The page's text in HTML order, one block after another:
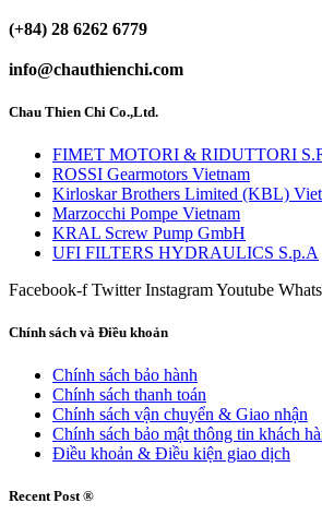
(+84) 28 6262 6779
info@chauthienchi.com
Chau Thien Chi Co.,Ltd.
FIMET MOTORI & RIDUTTORI
ROSSI Gearmotors Vietnam
Kirloskar Brothers Limited (KBL)
Marzocchi Pompe Vietnam
KRAL Screw Pump GmbH
UFI FILTERS HYDRAULICS S.p.A
Facebook-f Twitter InstagramYoutube
Chính sách và Điều khoản
Chính sách bảo hành
Chính sách thanh toán
Chính sách vận chuyển & Giao nhận
Chính sách bảo mật thông tin khách
Điều khoản & Điều kiện giao dịch
Recent Post ®